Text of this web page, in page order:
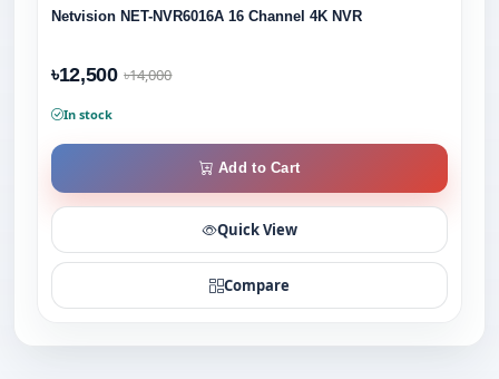
Netvision NET-NVR6016A 16 Channel 4K NVR
৳12,500 ৳14,000
In stock
Add to Cart
Quick View
Compare